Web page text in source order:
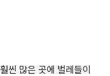
씬 많은 곳에 벌레들이